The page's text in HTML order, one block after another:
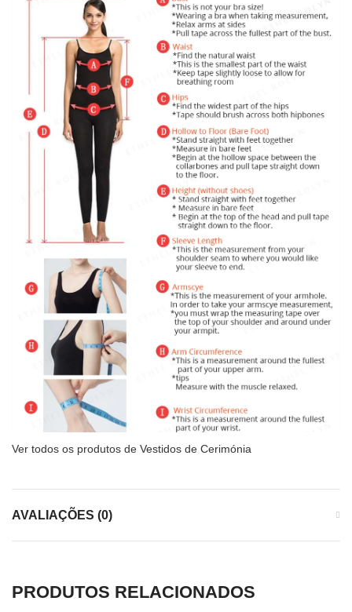
Ver todos os produtos de Vestidos de Cerimónia
AVALIAÇÕES (0)
PRODUTOS RELACIONADOS